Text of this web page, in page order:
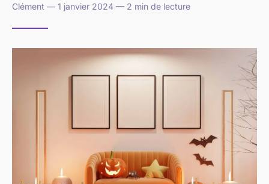
Clément — 1 janvier 2024 — 2 min de lecture